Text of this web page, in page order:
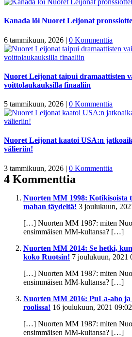
Kanada löi Nuoret Leijonat
6 tammikuun, 2026 | 0 Kommenttia
Nuoret Leijonat taipui dramaattisten
voittolaukauksilla finaaliin
5 tammikuun, 2026 | 0 Kommenttia
Nuoret Leijonat kaatoi USA:n
välieriin!
3 tammikuun, 2026 | 0 Kommenttia
4 Kommenttia
Nuorten MM 1998: Kotikisoista
mahan täydeltä! 3 joulukuun,
[…] Nuorten MM 1987: miten
ensimmäisen MM-kultansa? […]
Nuorten MM 2014: Se hetki,
koko Ruotsin! 7 joulukuun, 2021
[…] Nuorten MM 1987: miten
ensimmäisen MM-kultansa? […]
Nuorten MM 2016: PuLa-aho
roolissa! 16 joulukuun, 2021 09:02
[…] Nuorten MM 1987: miten
ensimmäisen MM-kultansa? […]